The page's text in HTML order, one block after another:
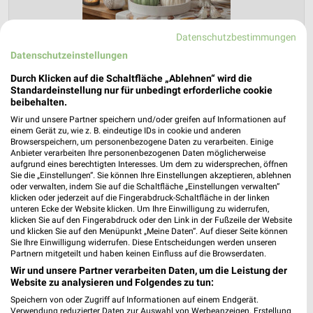
NKD Prospekt für Ankum ab Mo. den
03.08.
Herbstliche Deko-Woche
Gültig von 03. Aug. bis 01. Sep.
📅 Kalendereintrag erstellen
PROSPEKT BLÄTTERN
MEHR PROSPEKTE
Datenschutzbestimmungen
Datenschutzeinstellungen
Durch Klicken auf die Schaltfläche „Ablehnen“ wird die
Standardeinstellung nur für unbedingt erforderliche cookie
beibehalten.
Wir und unsere Partner speichern und/oder greifen auf Informationen auf
einem Gerät zu, wie z. B. eindeutige IDs in cookie und anderen
Browserspeichern, um personenbezogene Daten zu verarbeiten. Einige
Anbieter verarbeiten Ihre personenbezogenen Daten möglicherweise
aufgrund eines berechtigten Interesses. Um dem zu widersprechen, öffnen
Sie die „Einstellungen“. Sie können Ihre Einstellungen akzeptieren, ablehnen
oder verwalten, indem Sie auf die Schaltfläche „Einstellungen verwalten“
klicken oder jederzeit auf die Fingerabdruck-Schaltfläche in der linken
unteren Ecke der Website klicken. Um Ihre Einwilligung zu widerrufen,
klicken Sie auf den Fingerabdruck oder den Link in der Fußzeile der Website
und klicken Sie auf den Menüpunkt „Meine Daten“. Auf dieser Seite können
Sie Ihre Einwilligung widerrufen. Diese Entscheidungen werden unseren
Partnern mitgeteilt und haben keinen Einfluss auf die Browserdaten.
Wir und unsere Partner verarbeiten Daten, um die Leistung der
Website zu analysieren und Folgendes zu tun:
Speichern von oder Zugriff auf Informationen auf einem Endgerät.
Verwendung reduzierter Daten zur Auswahl von Werbeanzeigen. Erstellung